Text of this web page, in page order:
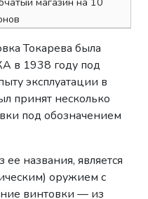
Токарева была
в 1938 году под
эксплуатации в
принят несколько
под обозначением
названия, является
оружием с
винтовки — из